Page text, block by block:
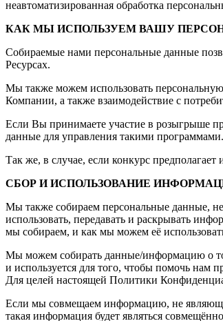
неавтоматизированная обработка
КАК МЫ ИСПОЛЬЗУЕМ ВАШУ
Собираемые нами персональные данные
Ресурсах.
Мы также можем использовать
Компании, а также взаимодействие с
Если Вы принимаете участие в розыгрыше
данные для управления такими программами.
Так же, в случае, если конкурс
СБОР И ИСПОЛЬЗОВАНИЕ
Мы также собираем персональные данные,
использовать, передавать и раскрывать
мы собираем, и как мы можем её
Мы можем собирать данные/информацию о
и используется для того, чтобы помочь нам
Для целей настоящей Политики
Если мы совмещаем информацию, не
такая информация будет являться